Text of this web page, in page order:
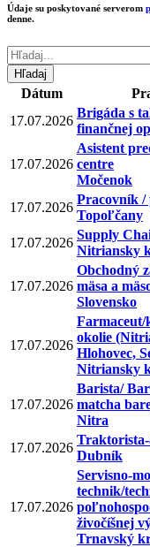
Údaje su poskytované serverom
denne.
Dátum
17.07.2026
Brigáda s
finančnej
17.07.2026
Asistent
centre
Močenok
17.07.2026
Pracovník /
Topoľčany
17.07.2026
Supply
Nitriansky
17.07.2026
Obchodný
mäsa a
Slovensko
17.07.2026
okolie
Hlohovec,
Nitriansky
17.07.2026
Barista/
matcha
Nitra
17.07.2026
Dubník
17.07.2026
Servisno-
technik/
živočíšnej
Trnavský